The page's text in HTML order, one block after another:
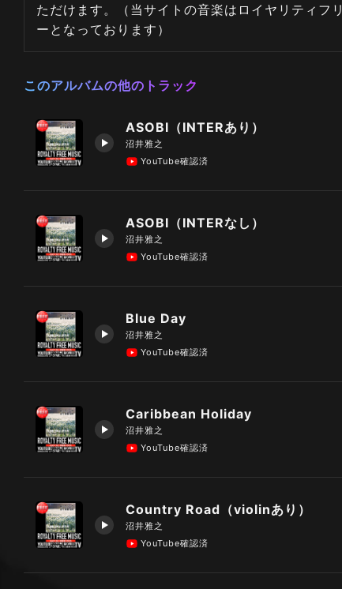
ただけます。（当サイトの音楽はロイヤリティフリ
ーとなっております）
このアルバムの他のトラック
ASOBI（INTERあり）
沼井雅之
YouTube確認済
ASOBI（INTERなし）
沼井雅之
YouTube確認済
Blue Day
沼井雅之
YouTube確認済
Caribbean Holiday
沼井雅之
YouTube確認済
Country Road（violinあり）
沼井雅之
YouTube確認済